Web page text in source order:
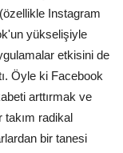
Instagram
yükselişiyle
etkisini de
Öyle ki Facebook
arttırmak ve
takım radikal
bir tanesi